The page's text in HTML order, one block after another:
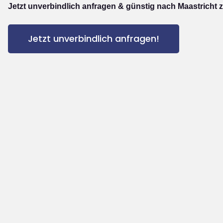
Jetzt unverbindlich anfragen & günstig nach Maastricht
Jetzt unverbindlich anfragen!